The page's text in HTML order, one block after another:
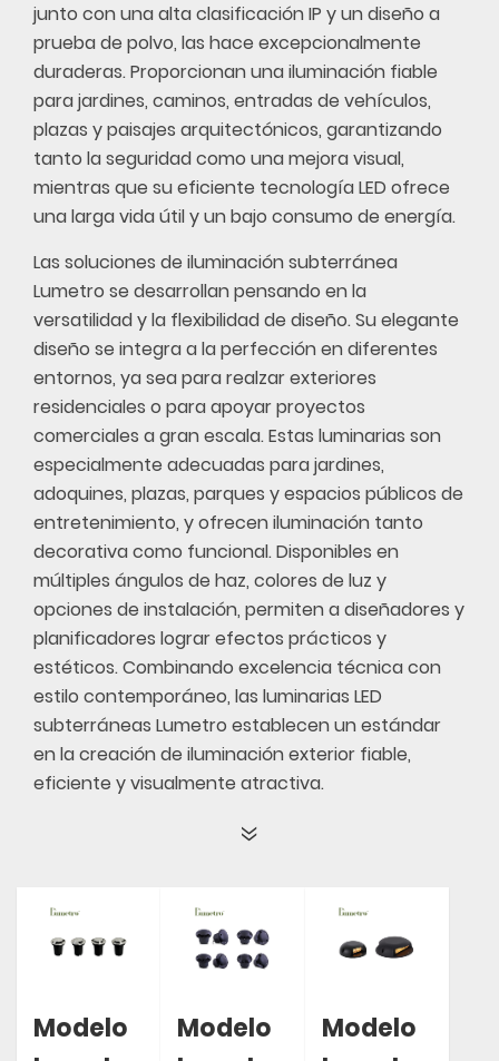
junto con una alta clasificación IP y un diseño a
prueba de polvo, las hace excepcionalmente
duraderas. Proporcionan una iluminación fiable
para jardines, caminos, entradas de vehículos,
plazas y paisajes arquitectónicos, garantizando
tanto la seguridad como una mejora visual,
mientras que su eficiente tecnología LED ofrece
una larga vida útil y un bajo consumo de energía.
Las soluciones de iluminación subterránea
Lumetro se desarrollan pensando en la
versatilidad y la flexibilidad de diseño. Su elegante
diseño se integra a la perfección en diferentes
entornos, ya sea para realzar exteriores
residenciales o para apoyar proyectos
comerciales a gran escala. Estas luminarias son
especialmente adecuadas para jardines,
adoquines, plazas, parques y espacios públicos de
entretenimiento, y ofrecen iluminación tanto
decorativa como funcional. Disponibles en
múltiples ángulos de haz, colores de luz y
opciones de instalación, permiten a diseñadores y
planificadores lograr efectos prácticos y
estéticos. Combinando excelencia técnica con
estilo contemporáneo, las luminarias LED
subterráneas Lumetro establecen un estándar
en la creación de iluminación exterior fiable,
eficiente y visualmente atractiva.
Modelo
Modelo
Modelo